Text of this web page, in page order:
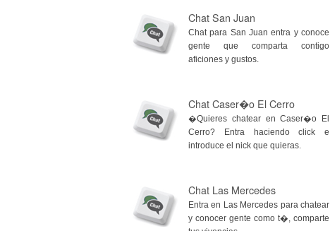
Chat San Juan
Chat para San Juan entra y conoce
gente que comparta contigo
aficiones y gustos.
Chat Caser�o El Cerro
�Quieres chatear en Caser�o El
Cerro? Entra haciendo click e
introduce el nick que quieras.
Chat Las Mercedes
Entra en Las Mercedes para chatear
y conocer gente como t�, comparte